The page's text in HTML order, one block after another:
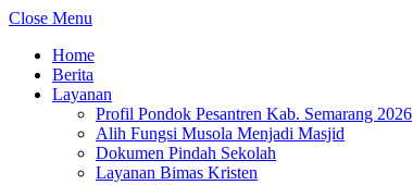
Close Menu
Home
Berita
Layanan
Profil Pondok Pesantren Kab. Semarang 2026
Alih Fungsi Musola Menjadi Masjid
Dokumen Pindah Sekolah
Layanan Bimas Kristen